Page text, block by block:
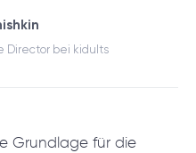
Director bei kidults
Grundlage für die